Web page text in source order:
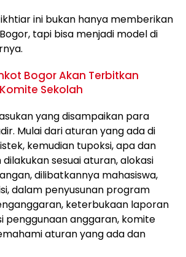
ikhtiar ini bukan hanya memberikan
tapi bisa menjadi model di
Bogor Akan Terbitkan
Sekolah
yang disampaikan para
Mulai dari aturan yang ada di
kemudian tupoksi, apa dan
sesuai aturan, alokasi
dilibatkannya mahasiswa,
dalam penyusunan program
keterbukaan laporan
penggunaan anggaran, komite
aturan yang ada dan